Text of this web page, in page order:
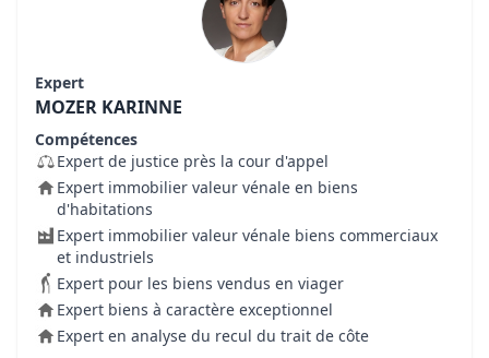
Expert
MOZER KARINNE
Compétences
Expert de justice près la cour d'appel
Expert immobilier valeur vénale en biens
d'habitations
Expert immobilier valeur vénale biens commerciaux
et industriels
Expert pour les biens vendus en viager
Expert biens à caractère exceptionnel
Expert en analyse du recul du trait de côte